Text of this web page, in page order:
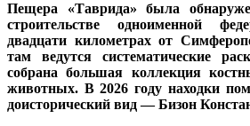
Пещера «Таврида» была
строительстве одноименной
двадцати километрах от
там ведутся систематические
собрана большая коллекция
животных. В 2026 году находки
доисторический вид — Бизон